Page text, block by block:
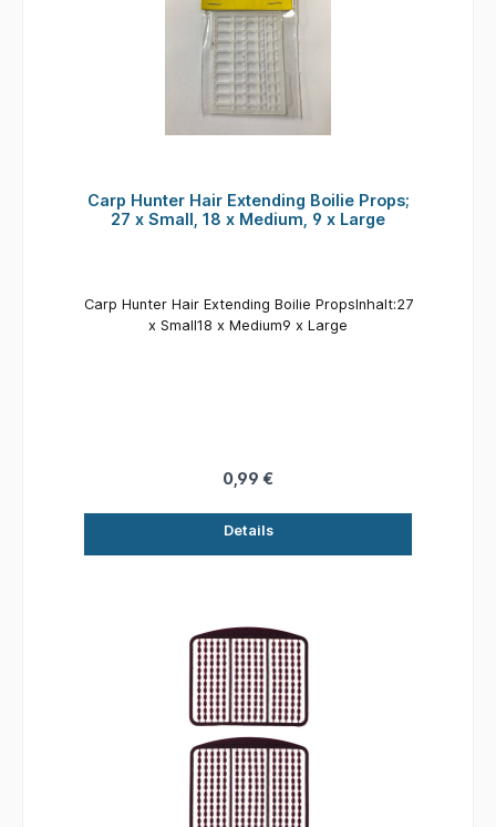
Carp Hunter Hair Extending Boilie Props;
27 x Small, 18 x Medium, 9 x Large
Carp Hunter Hair Extending Boilie PropsInhalt:27
x Small18 x Medium9 x Large
0,99 €
Details